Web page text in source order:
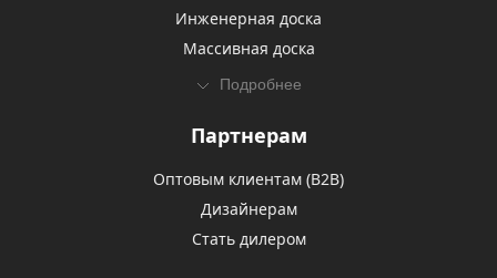
Инженерная доска
Массивная доска
Подробнее
Партнерам
Оптовым клиентам (В2В)
Дизайнерам
Стать дилером